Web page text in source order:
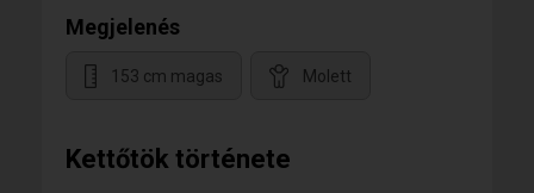
Kettőtök története
Megjelenés
153 cm magas Molett